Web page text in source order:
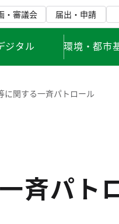
・審議会 届出・申請
ジタル 環境・都市
に関する一斉パトロール
斉パト